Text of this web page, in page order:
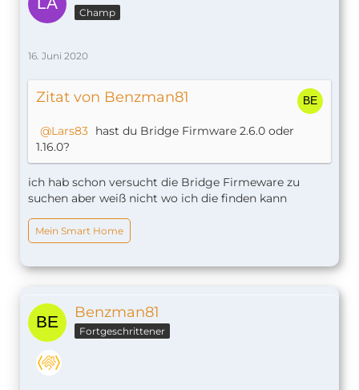
Champ
16. Juni 2020
Zitat von Benzman81
Lars83 hast du Bridge Firmware 2.6.0 oder
1.16.0?
ich hab schon versucht die Bridge Firmeware zu
suchen aber weiß nicht wo ich die finden kann
Mein Smart Home
Benzman81
Fortgeschrittener